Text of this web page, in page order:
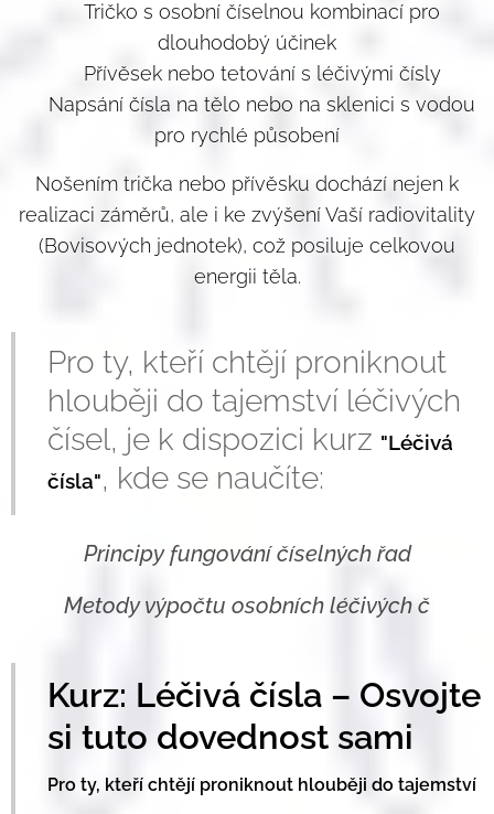
✅ Tričko s osobní číselnou kombinací pro
dlouhodobý účinek
✅ Přívěsek nebo tetování s léčivými čísly
✅ Napsání čísla na tělo nebo na sklenici s vodou
pro rychlé působení
Nošením trička nebo přívěsku dochází nejen k
realizaci záměrů, ale i ke zvýšení Vaší radiovitality
(Bovisových jednotek), což posiluje celkovou
energii těla.
Pro ty, kteří chtějí proniknout
hlouběji do tajemství léčivých
čísel, je k dispozici kurz "Léčivá
čísla", kde se naučíte:
Principy fungování číselných řad
Metody výpočtu osobních léčivých č
Kurz: Léčivá čísla – Osvojte
si tuto dovednost sami
Pro ty, kteří chtějí proniknout hlouběji do tajemství